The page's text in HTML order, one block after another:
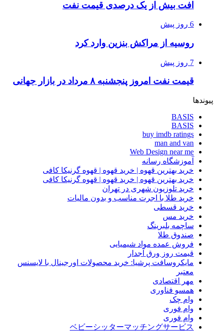
افت بیش از یک درصدی قیمت نفت
6 روز پیش
روسیه از مراکش بنزین وارد کرد
7 روز پیش
قیمت نفت امروز پنجشنبه ۸ مرداد در بازار جهانی
پیوندها
BASIS
BASIS
buy imdb ratings
man and van
Web Design near me
آموزشگاه رسانه
خرید بهترین قهوه | خرید قهوه | قهوه گرنیکا کافی
خرید بهترین قهوه | خرید قهوه | قهوه گرنیکا کافی
خرید تلوزیون شهری در تهران
خرید طلا با اجرت مناسب و بدون مالیات
خرید قسطی
خرید مس
ساچمه بلبرینگ
صندوق طلا
فروش عمده مواد شیمیایی
قیمت روز ورق آجدار
مایکروسافت پرشیا: خرید محصولات اورجینال با لایسنس
معتبر
مهر اقتصادی
همسو فناوری
وام چک
وام فوری
وام فوری
ベビーシッターマッチングサービス